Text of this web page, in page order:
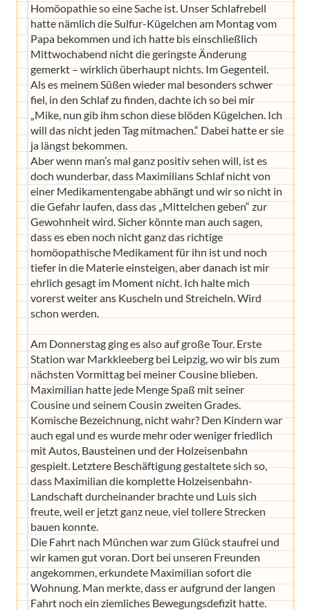
Homöopathie so eine Sache ist. Unser Schlafrebell
hatte nämlich die Sulfur-Kügelchen am Montag vom
Papa bekommen und ich hatte bis einschließlich
Mittwochabend nicht die geringste Änderung
gemerkt – wirklich überhaupt nichts. Im Gegenteil.
Als es meinem Süßen wieder mal besonders schwer
fiel, in den Schlaf zu finden, dachte ich so bei mir
„Mike, nun gib ihm schon diese blöden Kügelchen. Ich
will das nicht jeden Tag mitmachen.“ Dabei hatte er sie
ja längst bekommen.
Aber wenn man’s mal ganz positiv sehen will, ist es
doch wunderbar, dass Maximilians Schlaf nicht von
einer Medikamentengabe abhängt und wir so nicht in
die Gefahr laufen, dass das „Mittelchen geben“ zur
Gewohnheit wird. Sicher könnte man auch sagen,
dass es eben noch nicht ganz das richtige
homöopathische Medikament für ihn ist und noch
tiefer in die Materie einsteigen, aber danach ist mir
ehrlich gesagt im Moment nicht. Ich halte mich
vorerst weiter ans Kuscheln und Streicheln. Wird
schon werden.
Am Donnerstag ging es also auf große Tour. Erste
Station war Markkleeberg bei Leipzig, wo wir bis zum
nächsten Vormittag bei meiner Cousine blieben.
Maximilian hatte jede Menge Spaß mit seiner
Cousine und seinem Cousin zweiten Grades.
Komische Bezeichnung, nicht wahr? Den Kindern war
auch egal und es wurde mehr oder weniger friedlich
mit Autos, Bausteinen und der Holzeisenbahn
gespielt. Letztere Beschäftigung gestaltete sich so,
dass Maximilian die komplette Holzeisenbahn-
Landschaft durcheinander brachte und Luis sich
freute, weil er jetzt ganz neue, viel tollere Strecken
bauen konnte.
Die Fahrt nach München war zum Glück staufrei und
wir kamen gut voran. Dort bei unseren Freunden
angekommen, erkundete Maximilian sofort die
Wohnung. Man merkte, dass er aufgrund der langen
Fahrt noch ein ziemliches Bewegungsdefizit hatte.